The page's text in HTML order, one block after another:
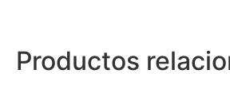
Productos